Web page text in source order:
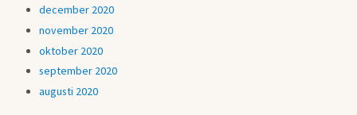
december 2020
november 2020
oktober 2020
september 2020
augusti 2020